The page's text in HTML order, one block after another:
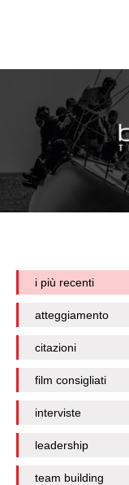
i più recenti
atteggiamento
citazioni
film consigliati
interviste
leadership
team building